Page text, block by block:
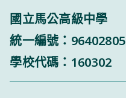
國立馬公高級中學
統一編號：96402805
學校代碼：160302